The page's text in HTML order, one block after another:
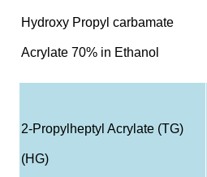
Hydroxy Propyl carbamate
Acrylate 70% in Ethanol
2-Propylheptyl Acrylate (TG)
(HG)